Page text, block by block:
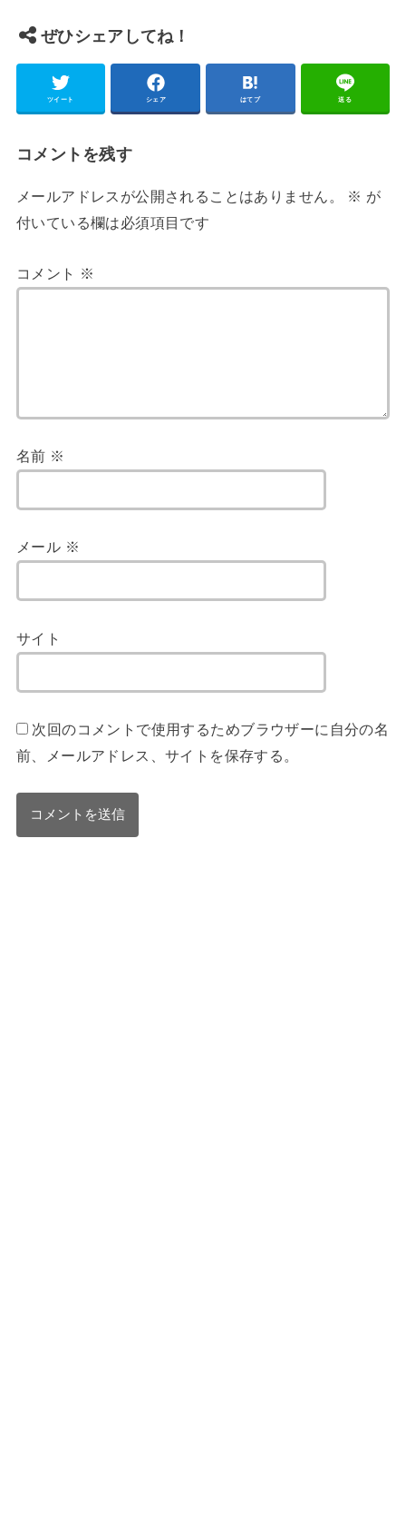
ぜひシェアしてね！
ツイート シェア はてブ 送る
コメントを残す
メールアドレスが公開されることはありません。 ※ が
付いている欄は必須項目です
コメント ※
名前 ※
メール ※
サイト
次回のコメントで使用するためブラウザーに自分の名
前、メールアドレス、サイトを保存する。